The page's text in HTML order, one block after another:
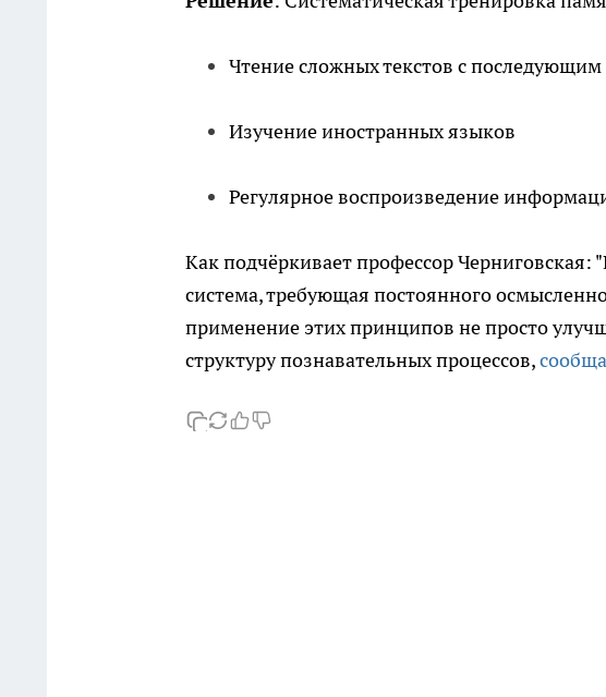
Чтение сложных текстов с последующим
Изучение иностранных языков
Регулярное воспроизведение
Как подчёркивает профессор
система, требующая постоянного
применение этих принципов не просто
структуру познавательных процессов,